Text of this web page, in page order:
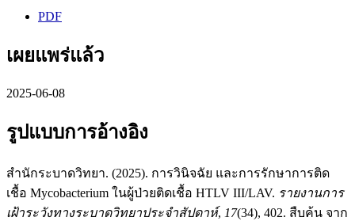
PDF
เผยแพร่แล้ว
2025-06-08
รูปแบบการอ้างอิง
สำนักระบาดวิทยา. (2025). การวินิจฉัย และการรักษาการติด
เชื้อ Mycobacterium ในผู้ป่วยติดเชื้อ HTLV III/LAV. รายงานการ
เฝ้าระวังทางระบาดวิทยาประจำสัปดาห์, 17(34), 402. สืบค้น จาก